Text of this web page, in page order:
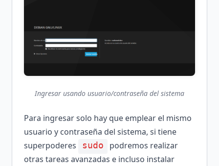
Ingresar usando usuario/contraseña del sistema
Para ingresar solo hay que emplear el mismo
usuario y contraseña del sistema, si tiene
superpoderes
sudo
podremos realizar
otras tareas avanzadas e incluso instalar